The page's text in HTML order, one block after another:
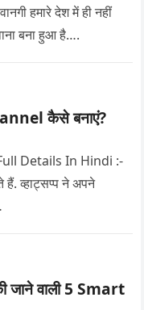
हमारे देश में ही नहीं
बना हुआ है….
कैसे बनाएं?
Details In Hindi :-
व्हाट्सप्प ने अपने
जाने वाली 5 Smart